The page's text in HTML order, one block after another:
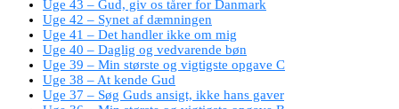
Uge 43 – Gud, giv os tårer for Danmark
Uge 42 – Synet af dæmningen
Uge 41 – Det handler ikke om mig
Uge 40 – Daglig og vedvarende bøn
Uge 39 – Min største og vigtigste opgave C
Uge 38 – At kende Gud
Uge 37 – Søg Guds ansigt, ikke hans gaver